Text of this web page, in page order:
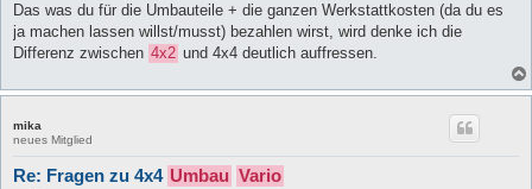
Das was du für die Umbauteile + die ganzen Werkstattkosten (da du es
ja machen lassen willst/musst) bezahlen wirst, wird denke ich die
Differenz zwischen 4x2 und 4x4 deutlich auffressen.
mika
neues Mitglied
Re: Fragen zu 4x4 Umbau Vario